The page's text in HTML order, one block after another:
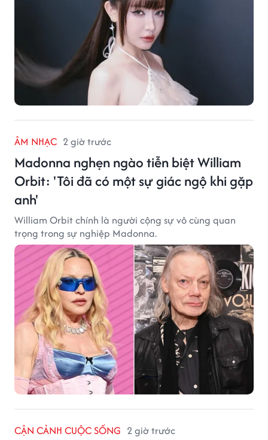
ÂM NHẠC 2 giờ trước
Madonna nghẹn ngào tiễn biệt William
Orbit: 'Tôi đã có một sự giác ngộ khi gặp
anh'
William Orbit chính là người cộng sự vô cùng quan
trọng trong sự nghiệp Madonna.
CẬN CẢNH CUỘC SỐNG 2 giờ trước